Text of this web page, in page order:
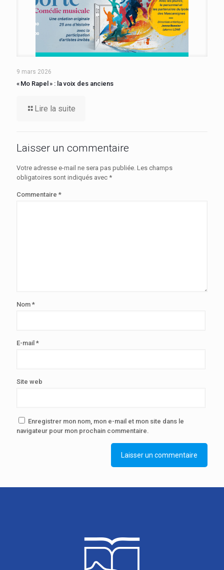
9 mars 2026
« Mo Rapel » : la voix des anciens
Lire la suite
Laisser un commentaire
Votre adresse e-mail ne sera pas publiée. Les champs
obligatoires sont indiqués avec *
Commentaire *
Nom *
E-mail *
Site web
Enregistrer mon nom, mon e-mail et mon site dans le
navigateur pour mon prochain commentaire.